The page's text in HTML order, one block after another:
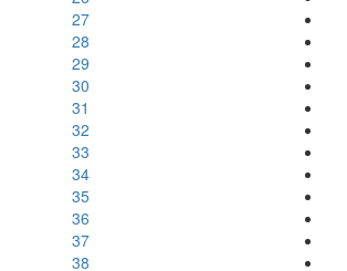
27
28
29
30
31
32
33
34
35
36
37
38